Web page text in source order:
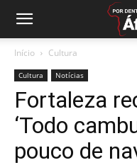
Início Cultura
Cultura Notícias
Fortaleza
‘Todo
pouco de